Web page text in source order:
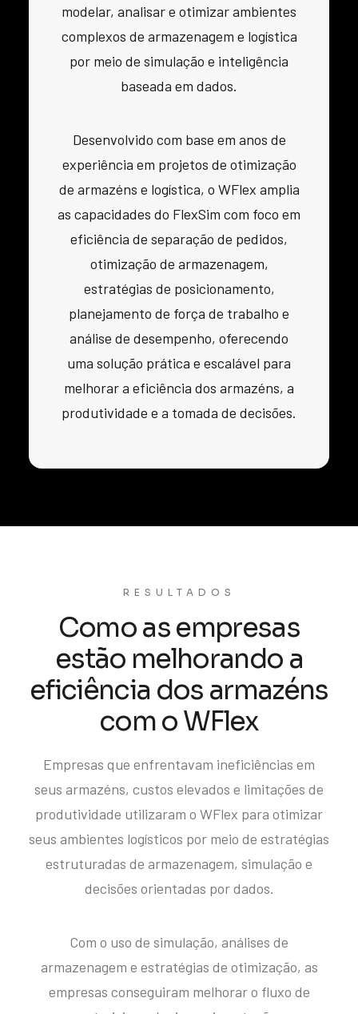
modelar, analisar e otimizar ambientes
complexos de armazenagem e logística
por meio de simulação e inteligência
baseada em dados.
Desenvolvido com base em anos de
experiência em projetos de otimização
de armazéns e logística, o WFlex amplia
as capacidades do FlexSim com foco em
eficiência de separação de pedidos,
otimização de armazenagem,
estratégias de posicionamento,
planejamento de força de trabalho e
análise de desempenho, oferecendo
uma solução prática e escalável para
melhorar a eficiência dos armazéns, a
produtividade e a tomada de decisões.
RESULTADOS
Como as empresas
estão melhorando a
eficiência dos armazéns
com o WFlex
Empresas que enfrentavam ineficiências em
seus armazéns, custos elevados e limitações de
produtividade utilizaram o WFlex para otimizar
seus ambientes logísticos por meio de estratégias
estruturadas de armazenagem, simulação e
decisões orientadas por dados.
Com o uso de simulação, análises de
armazenagem e estratégias de otimização, as
empresas conseguiram melhorar o fluxo de